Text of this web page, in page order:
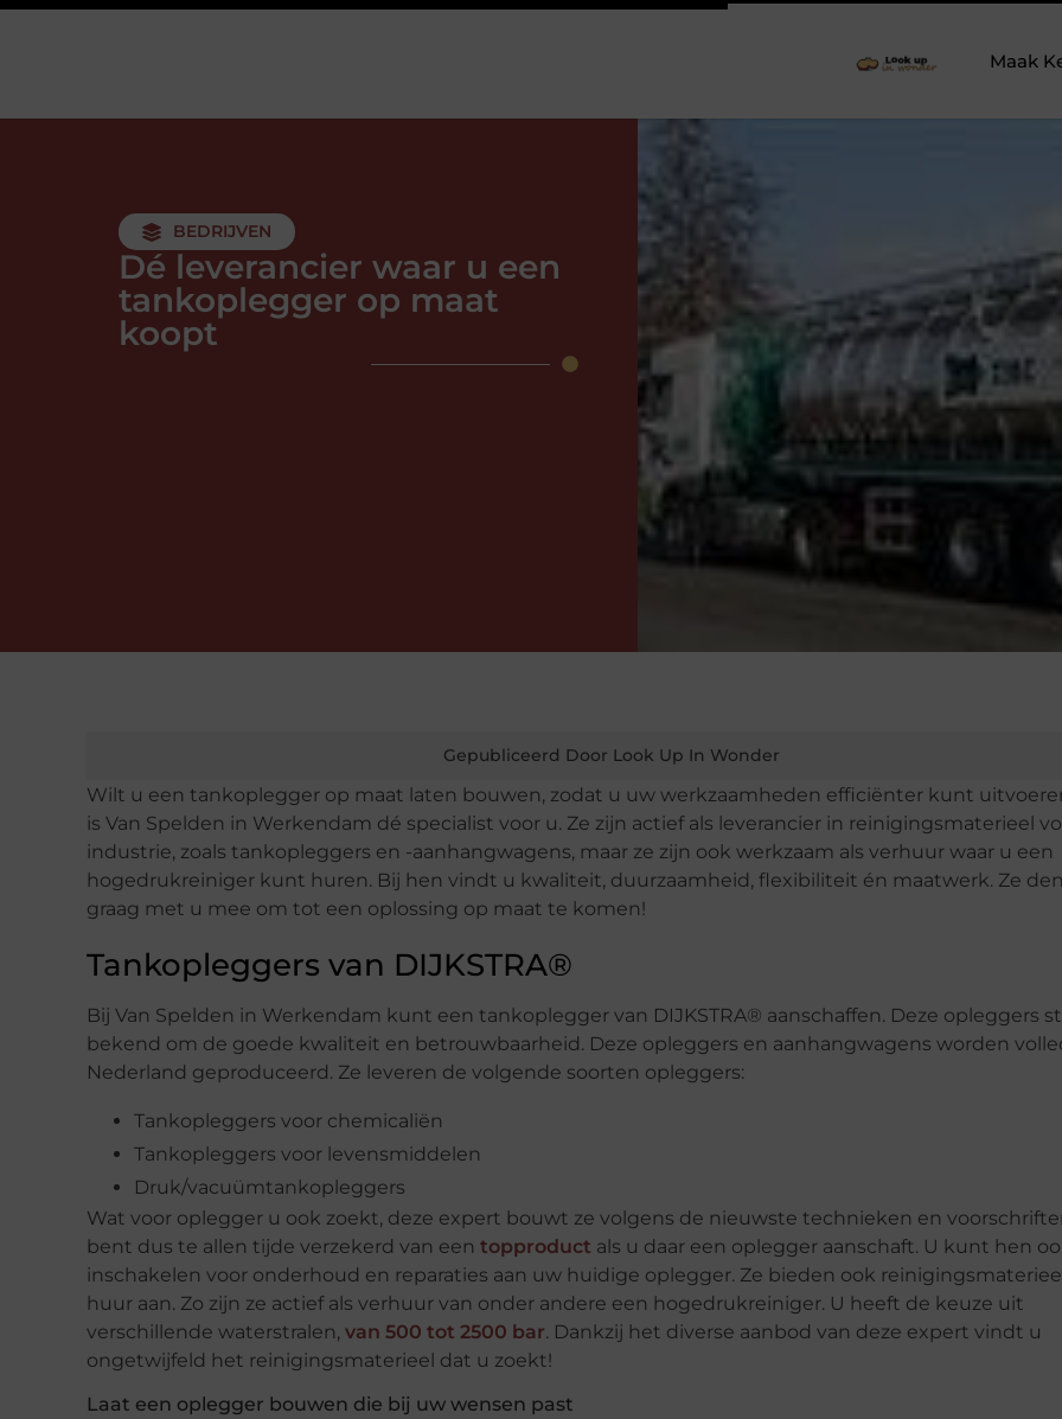
Maak
BEDRIJVEN
Dé leverancier waar u een
tankoplegger op maat
koopt
Gepubliceerd Door Look Up In Wonder
Wilt u een tankoplegger op maat laten bouwen, zodat u uw werkzaamheden efficiënter kunt
is Van Spelden in Werkendam dé specialist voor u. Ze zijn actief als leverancier in reinigingsmaterieel
industrie, zoals tankopleggers en -aanhangwagens, maar ze zijn ook werkzaam als verhuur waar u een
hogedrukreiniger kunt huren. Bij hen vindt u kwaliteit, duurzaamheid, flexibiliteit én maatwerk. Ze
graag met u mee om tot een oplossing op maat te komen!
Tankopleggers van DIJKSTRA®
Bij Van Spelden in Werkendam kunt een tankoplegger van DIJKSTRA® aanschaffen. Deze opleggers
bekend om de goede kwaliteit en betrouwbaarheid. Deze opleggers en aanhangwagens worden
Nederland geproduceerd. Ze leveren de volgende soorten opleggers:
Tankopleggers voor chemicaliën
Tankopleggers voor levensmiddelen
Druk/vacuümtankopleggers
Wat voor oplegger u ook zoekt, deze expert bouwt ze volgens de nieuwste technieken en
bent dus te allen tijde verzekerd van een topproduct als u daar een oplegger aanschaft. U kunt hen
inschakelen voor onderhoud en reparaties aan uw huidige oplegger. Ze bieden ook
huur aan. Zo zijn ze actief als verhuur van onder andere een hogedrukreiniger. U heeft de keuze uit
verschillende waterstralen, van 500 tot 2500 bar. Dankzij het diverse aanbod van deze expert vindt u
ongetwijfeld het reinigingsmaterieel dat u zoekt!
Laat een oplegger bouwen die bij uw wensen past